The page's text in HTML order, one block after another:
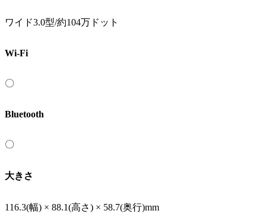
ワイド3.0型/約104万ドット
Wi-Fi
〇
Bluetooth
〇
大きさ
116.3(幅) × 88.1(高さ) × 58.7(奥行)mm